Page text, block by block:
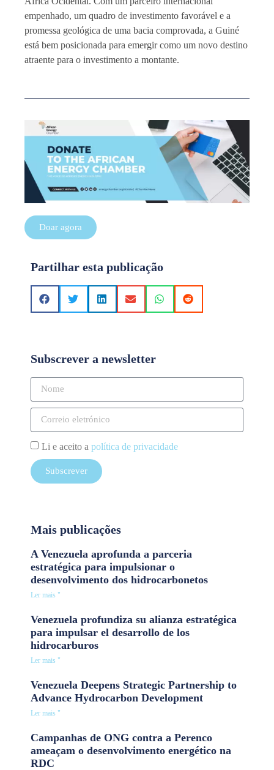
empenhado, um quadro de investimento favorável e a
promessa geológica de uma bacia comprovada, a Guiné
está bem posicionada para emergir como um novo destino
atraente para o investimento a montante.
Doar agora
Partilhar esta publicação
Subscrever a newsletter
Li e aceito a política de privacidade
Subscrever
Mais publicações
A Venezuela aprofunda a parceria
estratégica para impulsionar o
desenvolvimento dos hidrocarbonetos
Ler mais "
Venezuela profundiza su alianza estratégica
para impulsar el desarrollo de los
hidrocarburos
Ler mais "
Venezuela Deepens Strategic Partnership to
Advance Hydrocarbon Development
Ler mais "
Campanhas de ONG contra a Perenco
ameaçam o desenvolvimento energético na
RDC